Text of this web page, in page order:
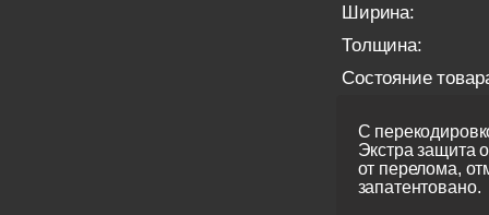
Ширина:
Толщина:
Состояние
С
Экстра защита
от перелома,
запатентовано.